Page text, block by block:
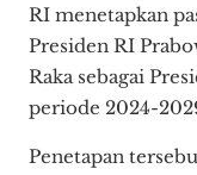
RI menetapkan
Presiden RI
Raka sebagai
periode 2024-
Penetapan